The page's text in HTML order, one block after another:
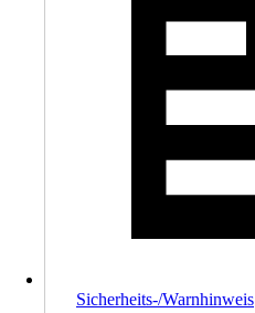
Sicherheits-/Warnhinweis